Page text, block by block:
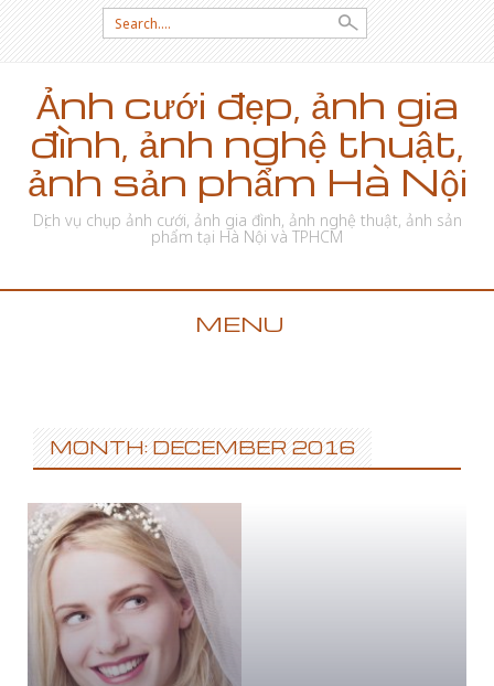
Search for:
Ảnh cưới đẹp, ảnh gia
đình, ảnh nghệ thuật,
ảnh sản phẩm Hà Nội
Dịch vụ chụp ảnh cưới, ảnh gia đình, ảnh nghệ thuật, ảnh sản
phẩm tại Hà Nội và TPHCM
MENU
MONTH: DECEMBER 2016